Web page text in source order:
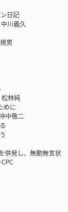
日記
川義久
男
林純
めに
中敬二
併発し、無動無言状